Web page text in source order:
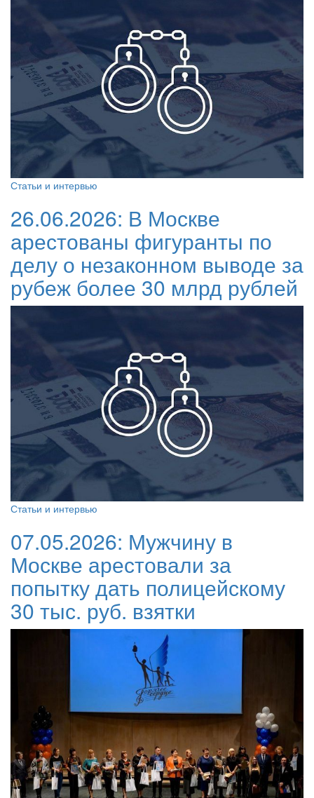
Статьи и интервью
26.06.2026: В Москве
арестованы фигуранты по
делу о незаконном выводе за
рубеж более 30 млрд рублей
Статьи и интервью
07.05.2026: Мужчину в
Москве арестовали за
попытку дать полицейскому
30 тыс. руб. взятки